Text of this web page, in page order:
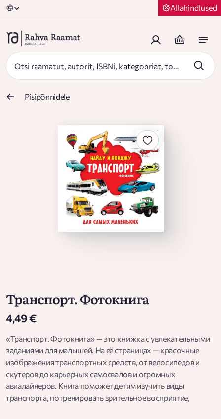
Allahindlused
Pisipõnnidele
Транспорт. Фотокнига
4,49 €
«Транспорт. Фотокнига» — это книжка с увлекательными
заданиями для малышей. На её страницах — красочные
изображения транспортных средств, от велосипедов и
скутеров до карьерных самосвалов и огромных
авиалайнеров. Книга поможет детям изучить виды
транспорта, потренировать зрительное восприятие,